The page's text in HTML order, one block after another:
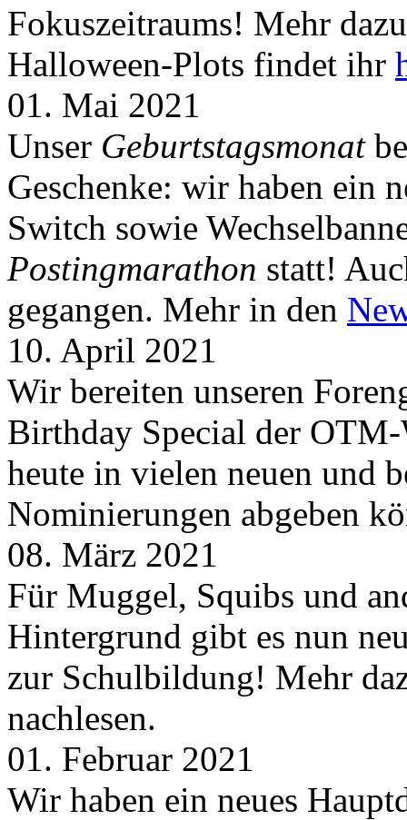
Fokuszeitraums! Mehr
Halloween-Plots findet ihr
01. Mai 2021
Unser Geburtstagsmonat
Geschenke: wir haben ein
Switch sowie
Postingmarathon statt!
gegangen. Mehr in den
10. April 2021
Wir bereiten unseren
Birthday Special der
heute in vielen neuen und
Nominierungen abgeben
08. März 2021
Für Muggel, Squibs und
Hintergrund gibt es nun
zur Schulbildung! Mehr
nachlesen.
01. Februar 2021
Wir haben ein neues